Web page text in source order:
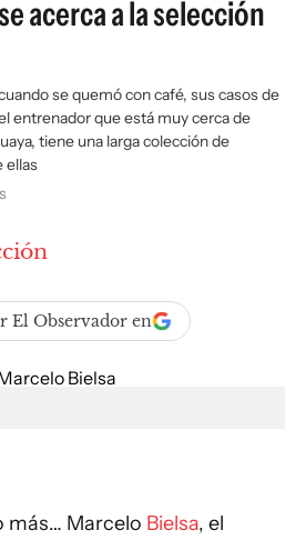
acerca a la selección
se quemó con café, sus casos de
entrenador que está muy cerca de
tiene una larga colección de
ellas
El Observador en
más… Marcelo Bielsa, el